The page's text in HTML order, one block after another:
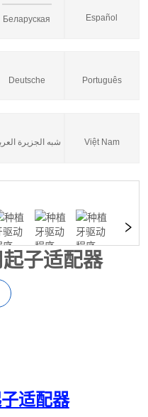
Беларуская Español
Deutsche Português
شبه الجزيرة Việt Nam
子适配器